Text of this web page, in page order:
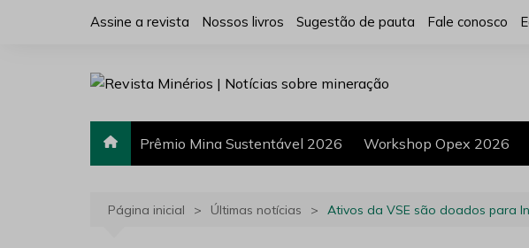
Assine a revista Nossos livros Sugestão de pauta Fale conosco
Prêmio Mina Sustentável 2026 Workshop Opex 2026
Página inicial Últimas notícias Ativos da VSE são doados para